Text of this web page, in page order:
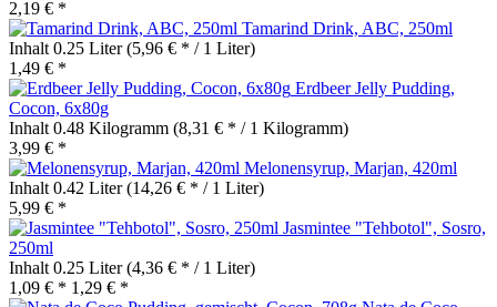
2,19 € *
Tamarind Drink, ABC, 250ml
Inhalt 0.25 Liter(5,96 € * / 1 Liter)
1,49 € *
Erdbeer Jelly Pudding,
Cocon, 6x80g
Inhalt 0.48 Kilogramm (8,31 € * / 1 Kilogramm)
3,99 € *
Melonensyrup, Marjan, 420ml
Inhalt 0.42 Liter(14,26 € * / 1 Liter)
5,99 € *
Jasmintee "Tehbotol", Sosro,
250ml
Inhalt 0.25 Liter(4,36 € * / 1 Liter)
1,09 € * 1,29 € *